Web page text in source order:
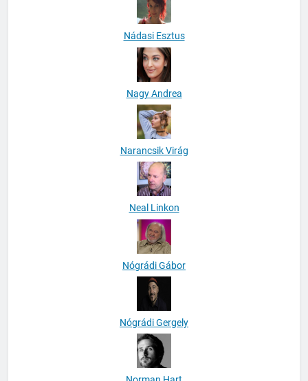
Nádasi Esztus
Nagy Andrea
Narancsik Virág
Neal Linkon
Nógrádi Gábor
Nógrádi Gergely